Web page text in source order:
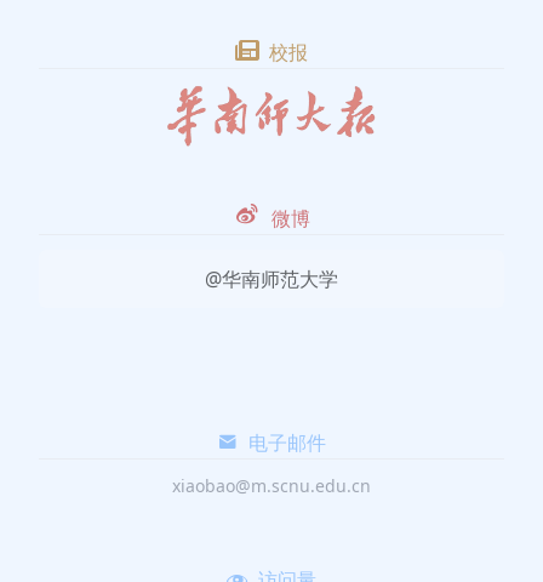
校报
微博
@华南师范大学
电子邮件
xiaobao@m.scnu.edu.cn